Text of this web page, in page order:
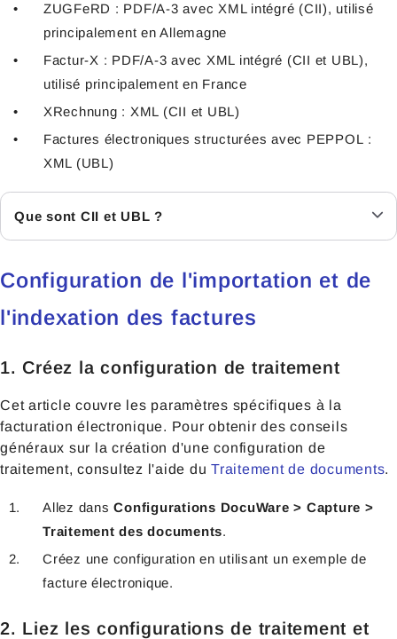
ZUGFeRD : PDF/A-3 avec XML intégré (CII), utilisé
principalement en Allemagne
Factur-X : PDF/A-3 avec XML intégré (CII et UBL),
utilisé principalement en France
XRechnung : XML (CII et UBL)
Factures électroniques structurées avec PEPPOL :
XML (UBL)
Que sont CII et UBL ?
Configuration de l'importation et de
l'indexation des factures
1. Créez la configuration de traitement
Cet article couvre les paramètres spécifiques à la
facturation électronique. Pour obtenir des conseils
généraux sur la création d'une configuration de
traitement, consultez l'aide du Traitement de documents.
Allez dansConfigurations DocuWare > Capture >
Traitement des documents.
Créez une configuration en utilisant un exemple de
facture électronique.
2. Liez les configurations de traitement et